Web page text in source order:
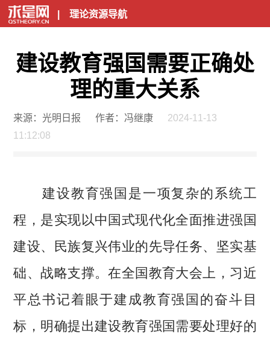
| 理论资源导航
建设教育强国需要正确处
理的重大关系
来源：光明日报 作者：冯继康
2024-11-13
11:12:08
建设教育强国是一项复杂的系统工
程，是实现以中国式现代化全面推进强国
建设、民族复兴伟业的先导任务、坚实基
础、战略支撑。在全国教育大会上，习近
平总书记着眼于建成教育强国的奋斗目
标，明确提出建设教育强国需要处理好的